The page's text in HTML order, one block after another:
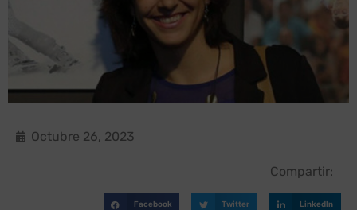
Octubre 26, 2023
Compartir:
Facebook Twitter LinkedIn